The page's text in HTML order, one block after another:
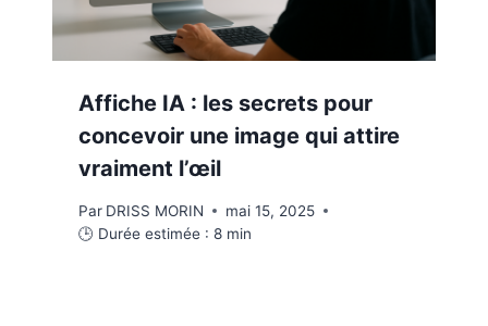
Affiche IA : les secrets pour
concevoir une image qui attire
vraiment l’œil
Par DRISS MORIN
mai 15, 2025
🕒 Durée estimée : 8 min